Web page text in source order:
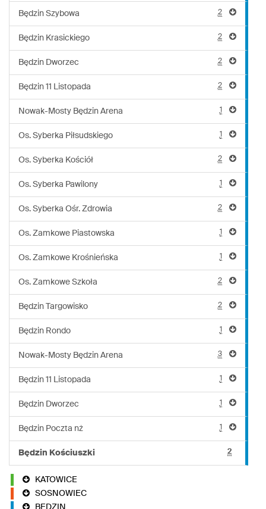
Będzin Szybowa 2
Będzin Krasickiego 2
Będzin Dworzec 2
Będzin 11 Listopada 2
Nowak-Mosty Będzin Arena 1
Os. Syberka Piłsudskiego 1
Os. Syberka Kościół 2
Os. Syberka Pawilony 1
Os. Syberka Ośr. Zdrowia 2
Os. Zamkowe Piastowska 1
Os. Zamkowe Krośnieńska 1
Os. Zamkowe Szkoła 2
Będzin Targowisko 2
Będzin Rondo 1
Nowak-Mosty Będzin Arena 3
Będzin 11 Listopada 1
Będzin Dworzec 1
Będzin Poczta nż 1
Będzin Kościuszki 2
KATOWICE
SOSNOWIEC
BĘDZIN